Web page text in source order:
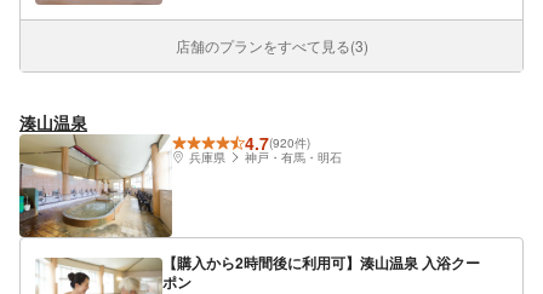
店舗のプランをすべて見る(3)
湊山温泉
4.7(920件)
兵庫県
神戸・有馬・明石
【購入から2時間後に利用可】湊山温泉 入浴クー
ポン